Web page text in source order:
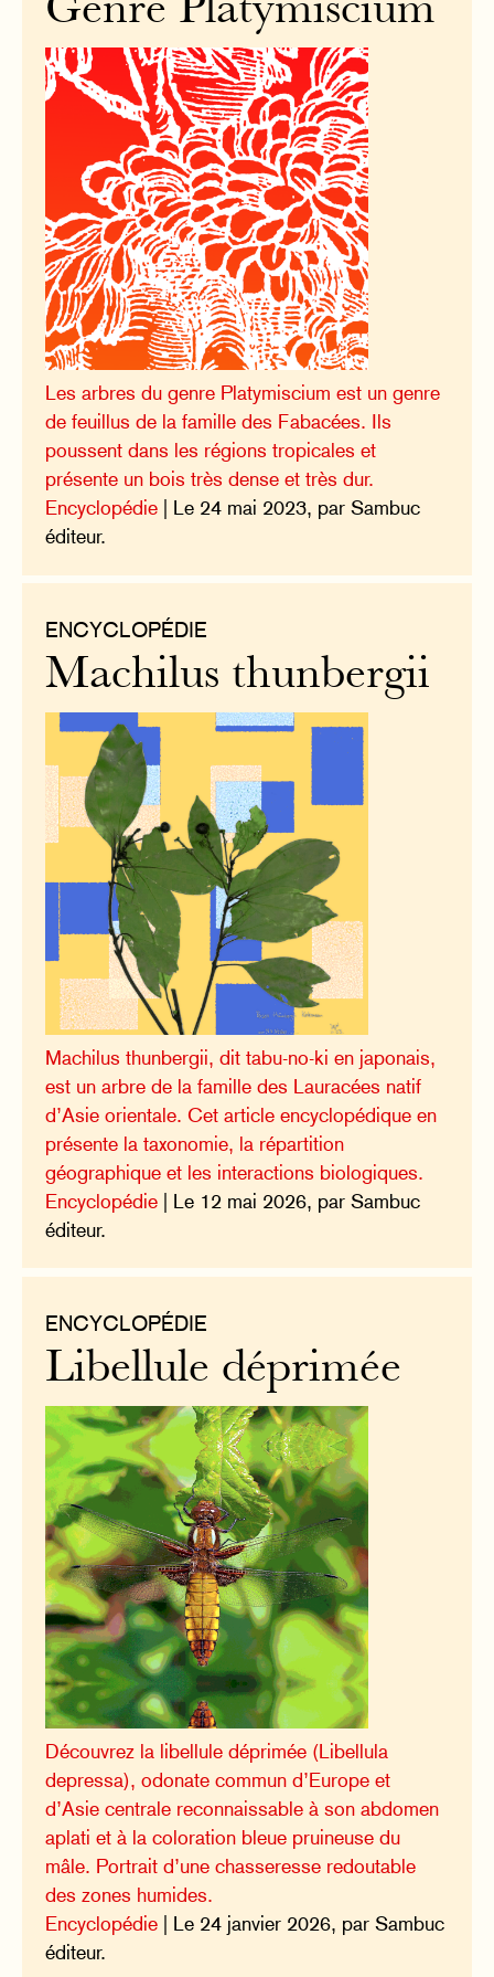
Genre Platymiscium
Les arbres du genre Platymiscium est un genre
de feuillus de la famille des Fabacées. Ils
poussent dans les régions tropicales et
présente un bois très dense et très dur.
Encyclopédie | Le 24 mai 2023, par Sambuc
éditeur.
ENCYCLOPÉDIE
Machilus thunbergii
Machilus thunbergii, dit tabu-no-ki en japonais,
est un arbre de la famille des Lauracées natif
d’Asie orientale. Cet article encyclopédique en
présente la taxonomie, la répartition
géographique et les interactions biologiques.
Encyclopédie | Le 12 mai 2026, par Sambuc
éditeur.
ENCYCLOPÉDIE
Libellule déprimée
Découvrez la libellule déprimée (Libellula
depressa), odonate commun d’Europe et
d’Asie centrale reconnaissable à son abdomen
aplati et à la coloration bleue pruineuse du
mâle. Portrait d’une chasseresse redoutable
des zones humides.
Encyclopédie | Le 24 janvier 2026, par Sambuc
éditeur.